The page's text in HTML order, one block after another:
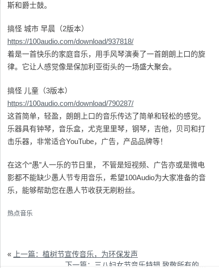
斯和爵士鼓。
搞怪 城市 早晨（2版本）
https://100audio.com/download/937818/
着是一首快乐的家庭音乐，用手风琴演奏了一首朗朗上口的旋
律。它让人感觉像是保加利亚街头的一场盛大聚会。
搞怪 儿童（3版本）
https://100audio.com/download/790287/
这首简单，轻盈，朗朗上口的音乐传达了简单和轻松的感觉。
乐器具有钟琴，音乐盒，尤克里里琴，钢琴，吉他，贝司和打
击乐器，非常适合YouTube，广告，产品品牌等！
在这个“愚”人一乐的节日里， 不管是短视频、广告亦或是微电
影都不能缺少愚人节专用音乐，希望100Audio为大家准备的音
乐，能够帮助您在愚人节收获无刷粉丝。
热点音乐
«
上一篇：植树节宣传音乐，为环保发声